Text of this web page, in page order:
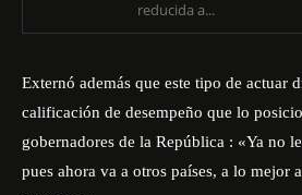
reducida a...
Externó además que este tipo de actuar
calificación de desempeño que lo
gobernadores de la República : «Ya no
pues ahora va a otros países, a lo mejor